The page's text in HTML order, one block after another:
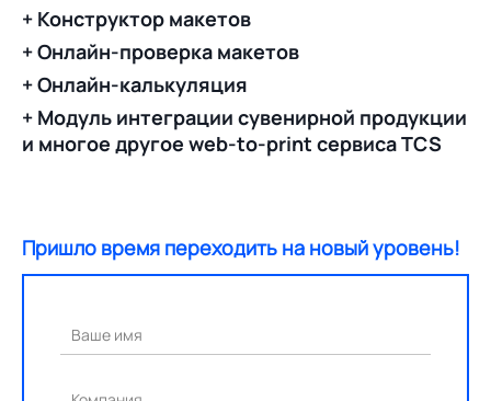
+ Конструктор макетов
+ Онлайн-проверка макетов
+ Онлайн-калькуляция
+ Модуль интеграции сувенирной продукции
и многое другое web-to-print сервиса TCS
Пришло время переходить на новый уровень!
Ваше имя